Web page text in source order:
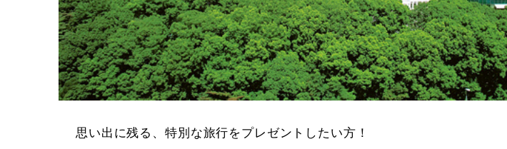
思い出に残る、特別な旅行をプレゼントしたい方！